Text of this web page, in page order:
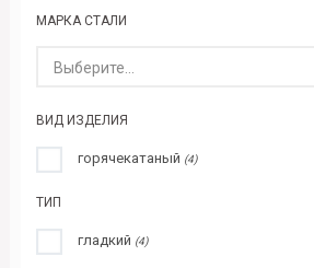
МАРКА СТАЛИ
Выберите...
ВИД ИЗДЕЛИЯ
горячекатаный (4)
ТИП
гладкий (4)